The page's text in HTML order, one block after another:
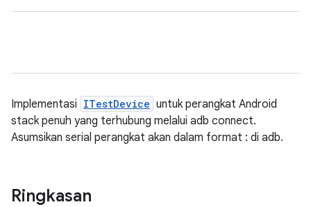
Implementasi ITestDevice untuk perangkat Android
stack penuh yang terhubung melalui adb connect.
Asumsikan serial perangkat akan dalam format : di adb.
Ringkasan